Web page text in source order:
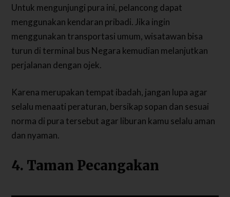
Untuk mengunjungi pura ini, pelancong dapat
menggunakan kendaran pribadi. Jika ingin
menggunakan transportasi umum, wisatawan bisa
turun di terminal bus Negara kemudian melanjutkan
perjalanan dengan ojek.
Karena merupakan tempat ibadah, jangan lupa agar
selalu menaati peraturan, bersikap sopan dan sesuai
norma di pura tersebut agar liburan kamu selalu aman
dan nyaman.
4. Taman Pecangakan